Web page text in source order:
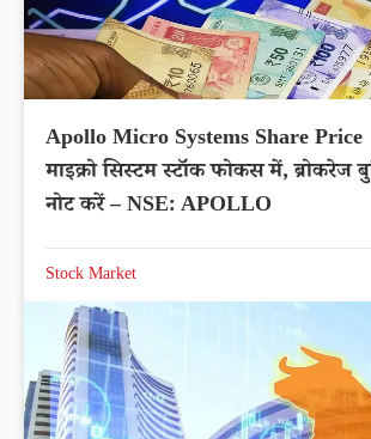
Apollo Micro Systems Share
माइक्रो सिस्टम स्टॉक फोकस में, ब्रोकरेज
नोट करें – NSE: APOLLO
Stock Market